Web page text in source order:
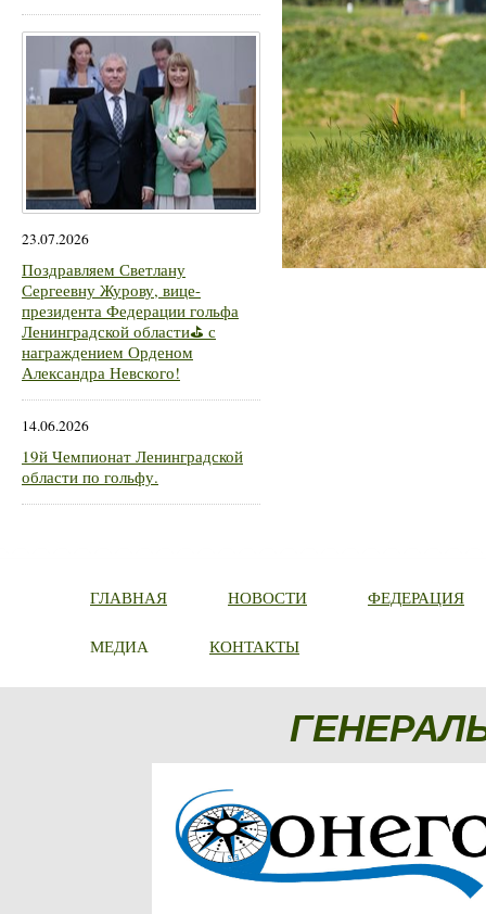
23.07.2026
Поздравляем Светлану
Сергеевну Журову, вице-
президента Федерации гольфа
Ленинградской области⛳ с
награждением Орденом
Александра Невского!
14.06.2026
19й Чемпионат Ленинградской
области по гольфу.
ГЛАВНАЯ НОВОСТИ ФЕДЕРАЦИЯ
МЕДИА КОНТАКТЫ